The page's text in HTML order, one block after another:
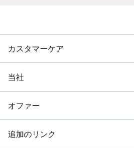
カスタマーケア
当社
オファー
追加のリンク